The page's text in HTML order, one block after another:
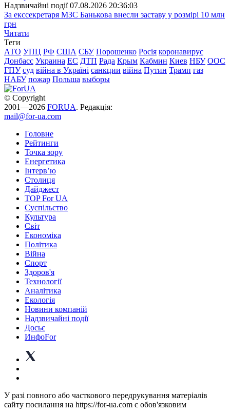
Надзвичайні події 07.08.2026 20:36:03
За екссекретаря МЗС Банькова внесли заставу у розмірі 10 млн
грн
Читати
Теги
АТО УПЦ РФ США СБУ Порошенко Росія коронавирус
Донбасс Украина ЕС ДТП Рада Крым Кабмин Киев НБУ ООС
ГПУ суд війна в Україні санкции війна Путин Трамп газ
НАБУ пожар Польша выборы
© Copyright
2001—2026 FORUA. Редакція:
mail@for-ua.com
Головне
Рейтинги
Точка зору
Енергетика
Інтерв’ю
Столиця
Дайджест
TOP For UA
Суспiльство
Культура
Світ
Економіка
Політика
Війна
Спорт
Здоров'я
Технології
Аналітика
Екологія
Новини компаній
Надзвичайні події
Досьє
ИнфоFor
У разі повного або часткового передрукування матеріалів
сайту посилання на https://for-ua.com є обов'язковим